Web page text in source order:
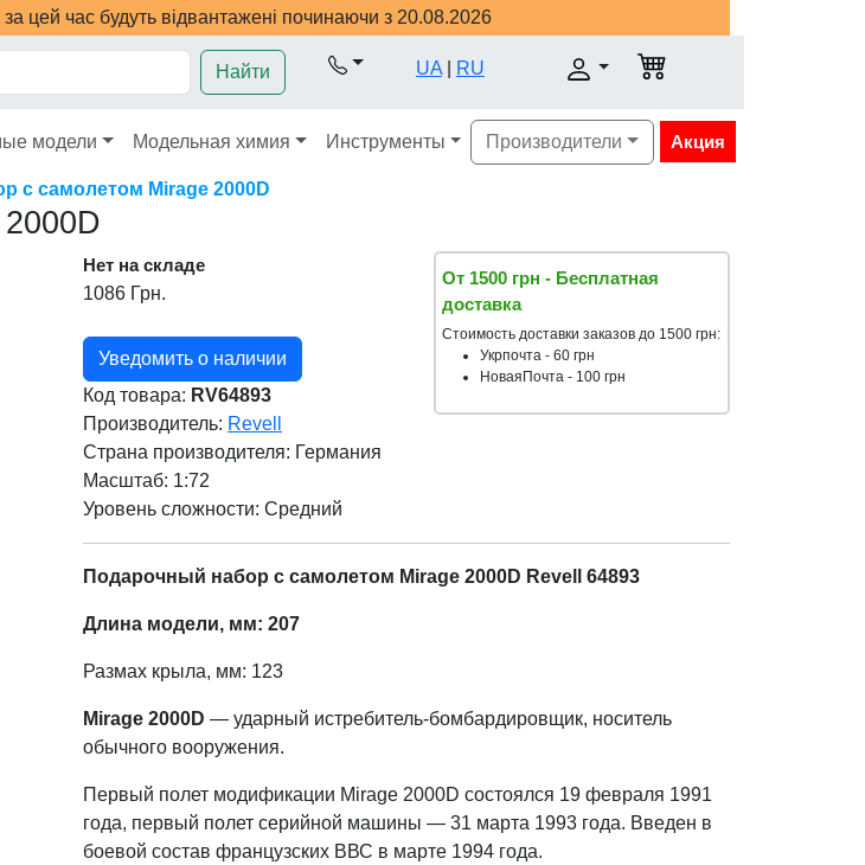
цей час будуть відвантажені починаючи з 20.08.2026
Найти UA RU
модели Модельная химия Инструменты Производители Акция
с самолетом Mirage 2000D
Нет на складе
1086 Грн.
Уведомить о наличии
Код товара: RV64893
Производитель: Revell
Страна производителя: Германия
Масштаб: 1:72
Уровень сложности: Cредний
От 1500 грн - Бесплатная
доставка
Стоимость доставки заказов до 1500 грн:
Укрпочта - 60 грн
НоваяПочта - 100 грн
Подарочный набор с самолетом Mirage 2000D Revell 64893
Длина модели, мм: 207
Размах крыла, мм: 123
Mirage 2000D — ударный истребитель-бомбардировщик, носитель
обычного вооружения.
Первый полет модификации Mirage 2000D состоялся 19 февраля 1991
года, первый полет серийной машины — 31 марта 1993 года. Введен в
боевой состав французских ВВС в марте 1994 года.